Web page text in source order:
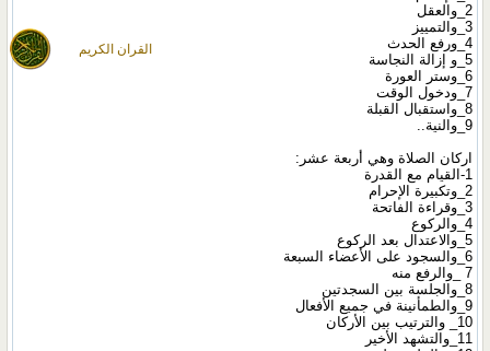
القران الكريم
2_والعقل
3_والتمييز
4_ورفع الحدث
5_و إزالة النجاسة
6_وستر العورة
7_ودخول الوقت
8_واستقبال القبلة
9_والنية..
اركان الصلاة وهي أربعة عشر:
1-القيام مع القدرة
2_وتكبيرة الإحرام
3_وقراءة الفاتحة
4_والركوع
5_والاعتدال بعد الركوع
6_والسجود على الأعضاء السبعة
7 _والرفع منه
8_والجلسة بين السجدتين
9_والطمأنينة في جميع الأفعال
10_ والترتيب بين الأركان
11_والتشهد الأخير